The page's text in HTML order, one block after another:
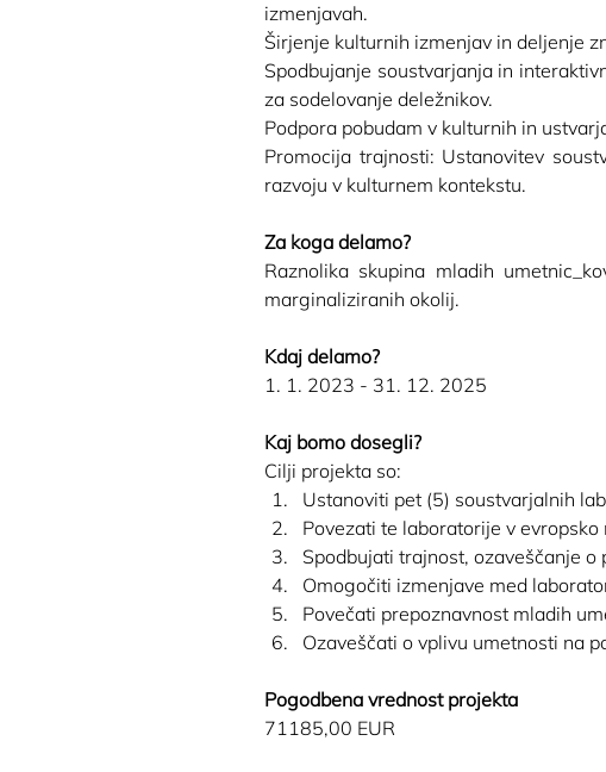
izmenjavah.
Širjenje kulturnih izmenjav in deljenje
Spodbujanje soustvarjanja in
za sodelovanje deležnikov.
Podpora pobudam v kulturnih in
Promocija trajnosti: Ustanovitev
razvoju v kulturnem kontekstu.
Za koga delamo?
Raznolika skupina mladih
marginaliziranih okolij.
Kdaj delamo?
1. 1. 2023 - 31. 12. 2025
Kaj bomo dosegli?
Cilji projekta so:
Ustanoviti pet (5) soustvarjalnih
Povezati te laboratorije v
Spodbujati trajnost, ozaveščanje
Omogočiti izmenjave med
Povečati prepoznavnost mladih
Ozaveščati o vplivu umetnosti na
Pogodbena vrednost projekta
71185,00 EUR